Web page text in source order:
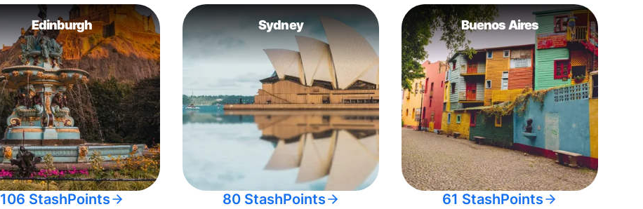
Edinburgh
106 StashPoints
Sydney
80 StashPoints
Buenos Aires
61 StashPoints